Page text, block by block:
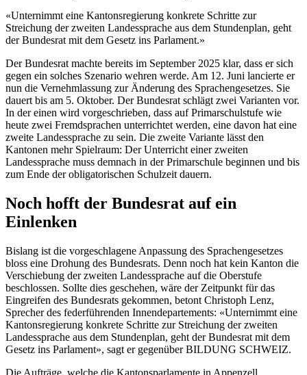
«Unternimmt eine Kantonsregierung konkrete Schritte zur
Streichung der zweiten Landessprache aus dem Stundenplan, geht
der Bundesrat mit dem Gesetz ins Parlament.»
Der Bundesrat machte bereits im September 2025 klar, dass er sich
gegen ein solches Szenario wehren werde. Am 12. Juni lancierte er
nun die Vernehmlassung zur Änderung des Sprachengesetzes. Sie
dauert bis am 5. Oktober. Der Bundesrat schlägt zwei Varianten vor.
In der einen wird vorgeschrieben, dass auf Primarschulstufe wie
heute zwei Fremdsprachen unterrichtet werden, eine davon hat eine
zweite Landessprache zu sein. Die zweite Variante lässt den
Kantonen mehr Spielraum: Der Unterricht einer zweiten
Landessprache muss demnach in der Primarschule beginnen und bis
zum Ende der obligatorischen Schulzeit dauern.
Noch hofft der Bundesrat auf ein
Einlenken
Bislang ist die vorgeschlagene Anpassung des Sprachengesetzes
bloss eine Drohung des Bundesrats. Denn noch hat kein Kanton die
Verschiebung der zweiten Landessprache auf die Oberstufe
beschlossen. Sollte dies geschehen, wäre der Zeitpunkt für das
Eingreifen des Bundesrats gekommen, betont Christoph Lenz,
Sprecher des federführenden Innendepartements: «Unternimmt eine
Kantonsregierung konkrete Schritte zur Streichung der zweiten
Landessprache aus dem Stundenplan, geht der Bundesrat mit dem
Gesetz ins Parlament», sagt er gegenüber BILDUNG SCHWEIZ.
Die Aufträge, welche die Kantonsparlamente in Appenzell